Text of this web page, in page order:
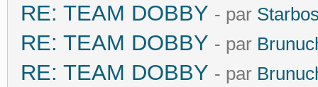
RE: TEAM DOBBY - par
RE: TEAM DOBBY - par
RE: TEAM DOBBY - par